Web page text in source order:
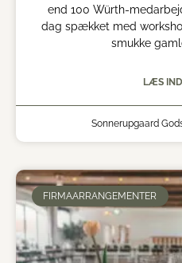
end 100 Würth-
dag spækket med
smukke
LÆS
Sonnerupgaard
FIRMAARRANGEMENTER